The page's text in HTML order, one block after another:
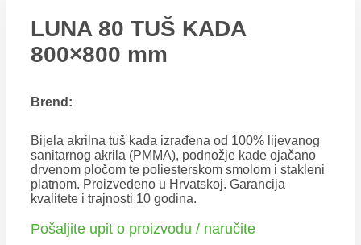
LUNA 80 TUŠ KADA
800×800 mm
Brend:
Bijela akrilna tuš kada izrađena od 100% lijevanog
sanitarnog akrila (PMMA), podnožje kade ojačano
drvenom pločom te poliesterskom smolom i stakleni
platnom. Proizvedeno u Hrvatskoj. Garancija
kvalitete i trajnosti 10 godina.
Pošaljite upit o proizvodu / naručite